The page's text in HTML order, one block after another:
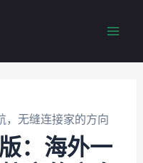
，无缝连接家的方向
：海外一